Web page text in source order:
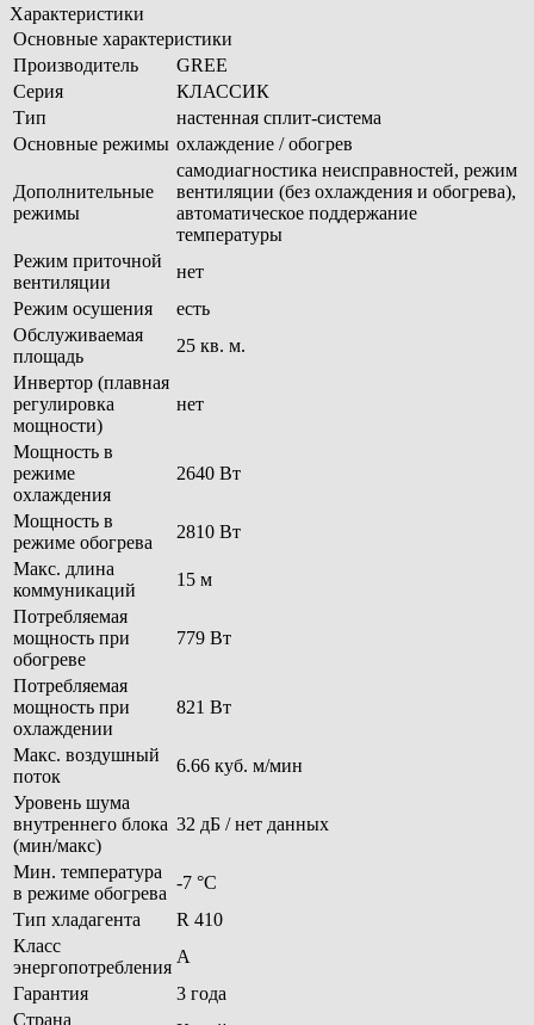
Характеристики
Основные характеристики
Производитель
GREE
Серия
КЛАССИК
Тип
настенная сплит-система
Основные режимы охлаждение / обогрев
Дополнительные
режимы
самодиагностика неисправностей, режим
вентиляции (без охлаждения и обогрева),
автоматическое поддержание
температуры
Режим приточной
вентиляции
нет
Режим осушения
есть
Обслуживаемая
площадь
25 кв. м.
Инвертор (плавная
регулировка
мощности)
нет
Мощность в
режиме
охлаждения
2640 Вт
Мощность в
режиме обогрева
2810 Вт
Макс. длина
коммуникаций
15 м
Потребляемая
мощность при
обогреве
779 Вт
Потребляемая
мощность при
охлаждении
821 Вт
Макс. воздушный
поток
6.66 куб. м/мин
Уровень шума
внутреннего блока
(мин/макс)
32 дБ / нет данных
Мин. температура
в режиме обогрева
-7 °С
Тип хладагента
R 410
Класс
энергопотребления
A
Гарантия
3 года
Страна